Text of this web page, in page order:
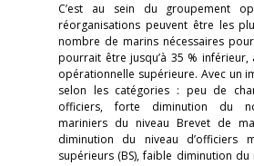
C’est au sein du groupement
réorganisations peuvent être les
nombre de marins nécessaires
pourrait être jusqu’à 35 % inférieur,
opérationnelle supérieure. Avec un
selon les catégories : peu de
officiers, forte diminution du
mariniers du niveau Brevet de
diminution du niveau d’officiers
supérieurs (BS), faible diminution du